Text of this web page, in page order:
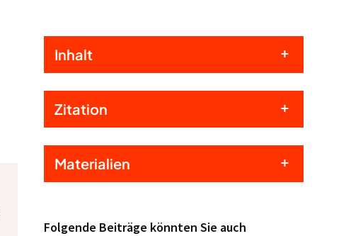
Inhalt
Zitation
Materialien
Folgende Beiträge könnten Sie auch